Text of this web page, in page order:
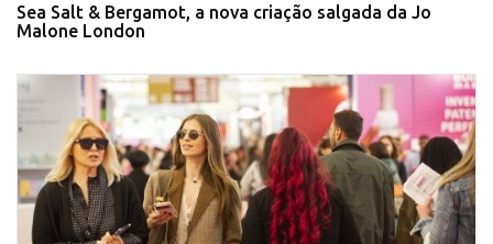
Sea Salt & Bergamot, a nova criação salgada da Jo
Malone London